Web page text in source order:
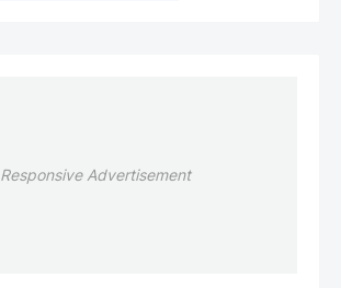
Responsive Advertisement